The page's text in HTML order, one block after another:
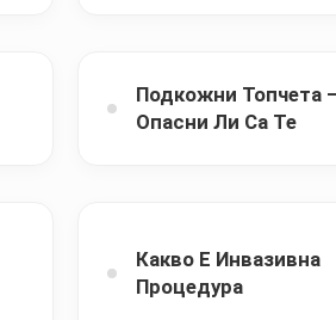
Подкожни Топчета
Опасни Ли Са Те
Какво Е Инвазивна
Процедура